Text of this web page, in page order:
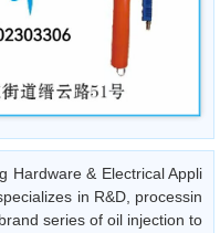
Hardware & Electrical Appli
in R&D, processin
series of oil injection to